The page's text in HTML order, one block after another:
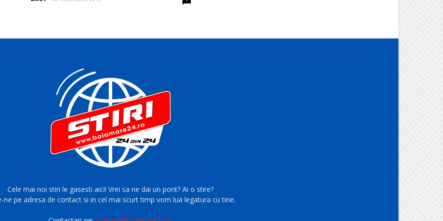
Cele mai noi stiri le gasesti aici! Vrei sa ne dai un pont? Ai o stire?
ne pe adresa de contact si in cel mai scurt timp vom lua legatura cu tine.